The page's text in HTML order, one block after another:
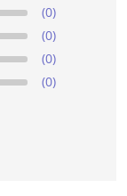
(0)
(0)
(0)
(0)